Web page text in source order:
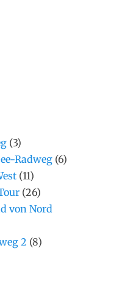
(3)
Radweg (6)
(11)
(26)
von Nord
2 (8)